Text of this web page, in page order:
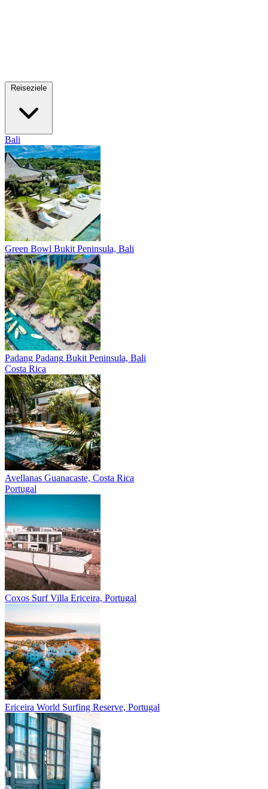
Bali
Green Bowl Bukit Peninsula, Bali
Padang Padang Bukit Peninsula, Bali
Costa Rica
Avellanas Guanacaste, Costa Rica
Portugal
Coxos Surf Villa Ericeira, Portugal
Ericeira World Surfing Reserve, Portugal